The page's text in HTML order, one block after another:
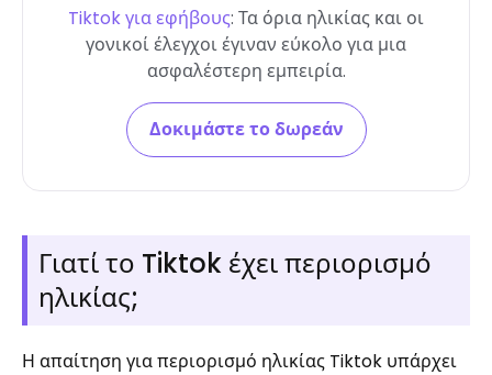
Tiktok για εφήβους: Τα όρια ηλικίας και οι
γονικοί έλεγχοι έγιναν εύκολο για μια
ασφαλέστερη εμπειρία.
Δοκιμάστε το δωρεάν
Γιατί το Tiktok έχει περιορισμό
ηλικίας;
Η απαίτηση για περιορισμό ηλικίας Tiktok υπάρχει